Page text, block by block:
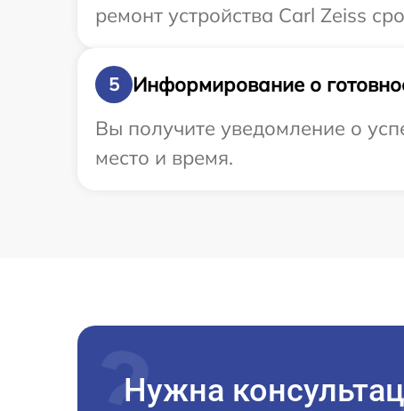
ремонт устройства Carl Zeiss
5
Информирование о
Вы получите уведомление о
место и время.
Нужна